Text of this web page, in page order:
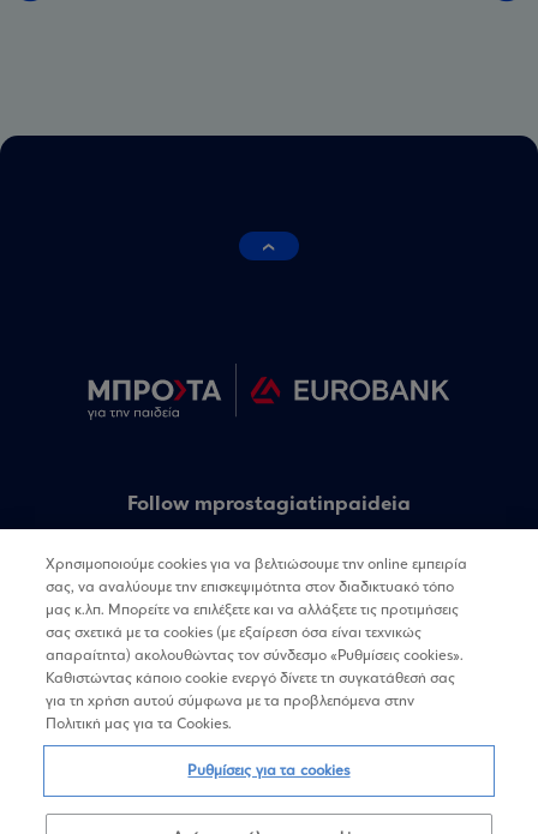
Follow mprostagiatinpaideia
Follow linq
Όροι χρήσηςΠολιτική ΑπορρήτουΕπικοινωνία
Χρησιμοποιούμε cookies για να βελτιώσουμε την online εμπειρία
σας, να αναλύουμε την επισκεψιμότητα στον διαδικτυακό τόπο
μας κ.λπ. Μπορείτε να επιλέξετε και να αλλάξετε τις προτιμήσεις
σας σχετικά με τα cookies (με εξαίρεση όσα είναι τεχνικώς
απαραίτητα) ακολουθώντας τον σύνδεσμο «Ρυθμίσεις cookies».
Καθιστώντας κάποιο cookie ενεργό δίνετε τη συγκατάθεσή σας
για τη χρήση αυτού σύμφωνα με τα προβλεπόμενα στην
Πολιτική μας για τα Cookies.
Ρυθμίσεις για τα cookies